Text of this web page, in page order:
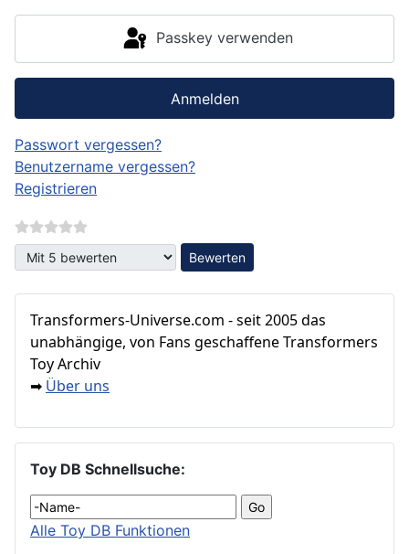
Passkey verwenden
Anmelden
Passwort vergessen?
Benutzername vergessen?
Registrieren
Bitte bewerten
Transformers‑Universe.com - seit 2005 das
unabhängige, von Fans geschaffene Transformers
Toy Archiv
➡ Über uns
Toy DB Schnellsuche:
Alle Toy DB Funktionen